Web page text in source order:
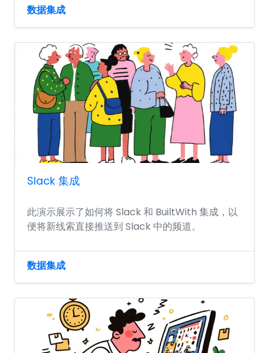
数据集成
Slack 集成
此演示展示了如何将 Slack 和 BuiltWith 集成，以
便将新线索直接推送到 Slack 中的频道。
数据集成